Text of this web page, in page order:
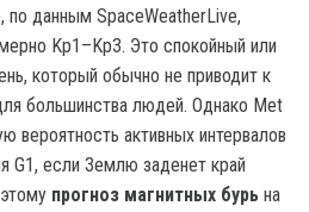
по данным SpaceWeatherLive,
Kp1–Kp3. Это спокойный или
который обычно не приводит к
большинства людей. Однако Met
вероятность активных интервалов
G1, если Землю заденет край
прогноз магнитных бурь на